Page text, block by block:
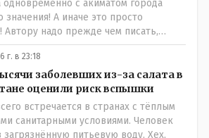
одновременно с акиматом города
значения! А иначе это просто
Автору надо прежде чем писать,
обратиться в ЖКХ акимата и
чем своей статьей провоцировать
всецело!
г. в 23:18
заболевших из-за салата в
оценили риск вспышки
встречается в странах с тёплым
санитарными условиями. Человек
загрязнённую питьевую воду, Хех,